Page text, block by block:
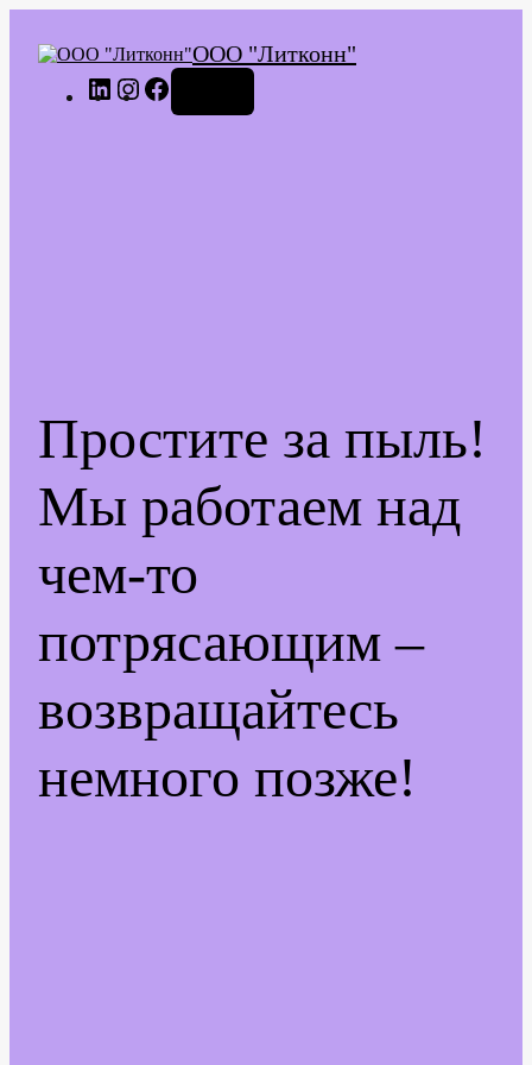
ООО "Литконн"
LinkedInInstagram
Простите за пыль!
Мы работаем над
чем-то
потрясающим –
возвращайтесь
немного позже!